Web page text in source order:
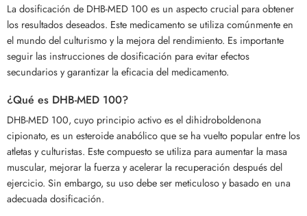
La dosificación de DHB-MED 100 es un aspecto crucial para obtener
los resultados deseados. Este medicamento se utiliza comúnmente en
el mundo del culturismo y la mejora del rendimiento. Es importante
seguir las instrucciones de dosificación para evitar efectos
secundarios y garantizar la eficacia del medicamento.
¿Qué es DHB-MED 100?
DHB-MED 100, cuyo principio activo es el dihidroboldenona
cipionato, es un esteroide anabólico que se ha vuelto popular entre los
atletas y culturistas. Este compuesto se utiliza para aumentar la masa
muscular, mejorar la fuerza y acelerar la recuperación después del
ejercicio. Sin embargo, su uso debe ser meticuloso y basado en una
adecuada dosificación.